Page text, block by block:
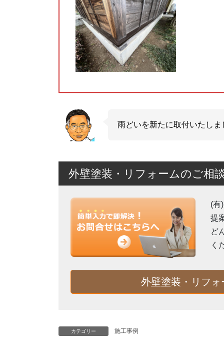
雨どいを新たに取付いたしま
外壁塗装・リフォームのご相
(有
提
ど
く
外壁塗装・リフ
カテゴリー 施工事例